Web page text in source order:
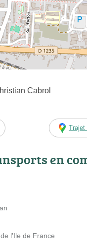
Cabrol
Trajet
en
l'Ile de France